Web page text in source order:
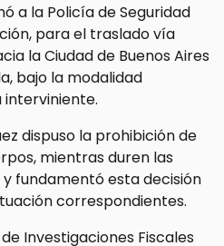
a la Policía de Seguridad
para el traslado vía
la Ciudad de Buenos Aires
bajo la modalidad
interviniente.
dispuso la prohibición de
mientras duren las
fundamentó esta decisión
correspondientes.
Investigaciones Fiscales